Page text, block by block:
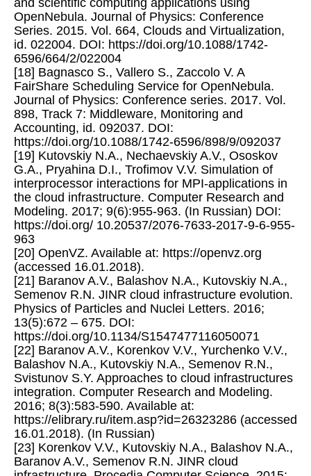
and scientific computing applications using
OpenNebula. Journal of Physics: Conference
Series. 2015. Vol. 664, Clouds and Virtualization,
id. 022004. DOI: https://doi.org/10.1088/1742-
6596/664/2/022004
[18] Bagnasco S., Vallero S., Zaccolo V. A
FairShare Scheduling Service for OpenNebula.
Journal of Physics: Conference series. 2017. Vol.
898, Track 7: Middleware, Monitoring and
Accounting, id. 092037. DOI:
https://doi.org/10.1088/1742-6596/898/9/092037
[19] Kutovskiy N.A., Nechaevskiy A.V., Ososkov
G.A., Pryahina D.I., Trofimov V.V. Simulation of
interprocessor interactions for MPI-applications in
the cloud infrastructure. Computer Research and
Modeling. 2017; 9(6):955-963. (In Russian) DOI:
https://doi.org/ 10.20537/2076-7633-2017-9-6-955-
963
[20] OpenVZ. Available at: https://openvz.org
(accessed 16.01.2018).
[21] Baranov A.V., Balashov N.A., Kutovskiy N.A.,
Semenov R.N. JINR cloud infrastructure evolution.
Physics of Particles and Nuclei Letters. 2016;
13(5):672 – 675. DOI:
https://doi.org/10.1134/S1547477116050071
[22] Baranov A.V., Korenkov V.V., Yurchenko V.V.,
Balashov N.A., Kutovskiy N.A., Semenov R.N.,
Svistunov S.Y. Approaches to cloud infrastructures
integration. Computer Research and Modeling.
2016; 8(3):583-590. Available at:
https://elibrary.ru/item.asp?id=26323286 (accessed
16.01.2018). (In Russian)
[23] Korenkov V.V., Kutovskiy N.A., Balashov N.A.,
Baranov A.V., Semenov R.N. JINR cloud